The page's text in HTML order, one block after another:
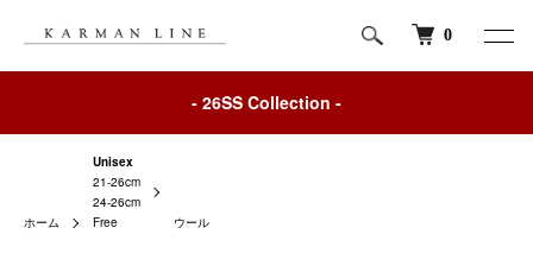
0
- 26SS Collection -
ホーム
Unisex
21-26cm
24-26cm
Free
ウール